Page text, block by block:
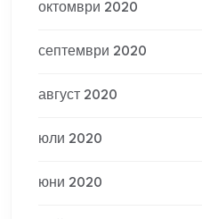
октомври 2020
септември 2020
август 2020
юли 2020
юни 2020